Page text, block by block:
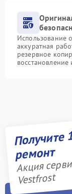
Использование
аккуратная
резервное
ремонт
Акция
Vestfrost